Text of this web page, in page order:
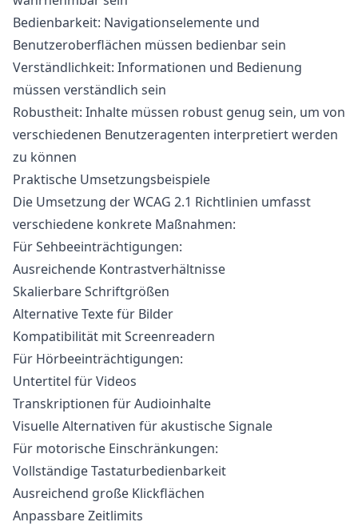
Bedienbarkeit: Navigationselemente und
Benutzeroberflächen müssen bedienbar sein
Verständlichkeit: Informationen und Bedienung
müssen verständlich sein
Robustheit: Inhalte müssen robust genug sein, um von
verschiedenen Benutzeragenten interpretiert werden
zu können
Praktische Umsetzungsbeispiele
Die Umsetzung der WCAG 2.1 Richtlinien umfasst
verschiedene konkrete Maßnahmen:
Für Sehbeeinträchtigungen:
Ausreichende Kontrastverhältnisse
Skalierbare Schriftgrößen
Alternative Texte für Bilder
Kompatibilität mit Screenreadern
Für Hörbeeinträchtigungen:
Untertitel für Videos
Transkriptionen für Audioinhalte
Visuelle Alternativen für akustische Signale
Für motorische Einschränkungen:
Vollständige Tastaturbedienbarkeit
Ausreichend große Klickflächen
Anpassbare Zeitlimits